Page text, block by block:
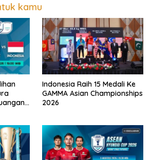
kamu
Indonesia Raih 15 Medali Ke
GAMMA Asian Championships
2026